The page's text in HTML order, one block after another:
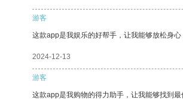
游客
这款app是我娱乐的好帮手，让我能够放松身心
2024-12-13
游客
这款app是我购物的得力助手，让我能够找到最